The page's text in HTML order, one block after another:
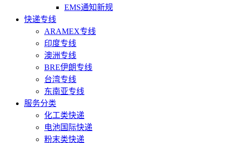
EMS通知新规
快递专线
ARAMEX专线
印度专线
澳洲专线
BRE伊朗专线
台湾专线
东南亚专线
服务分类
化工类快递
电池国际快递
粉末类快递